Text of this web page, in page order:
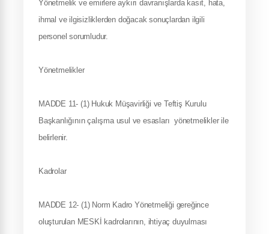
Yönetmelik ve emirlere aykırı davranışlarda kasıt, hata,
ihmal ve ilgisizliklerden doğacak sonuçlardan ilgili
personel sorumludur.
Yönetmelikler
MADDE 11- (1) Hukuk Müşavirliği ve Teftiş Kurulu
Başkanlığının çalışma usul ve esasları yönetmelikler ile
belirlenir.
Kadrolar
MADDE 12- (1) Norm Kadro Yönetmeliği gereğince
oluşturulan MESKİ kadrolarının, ihtiyaç duyulması